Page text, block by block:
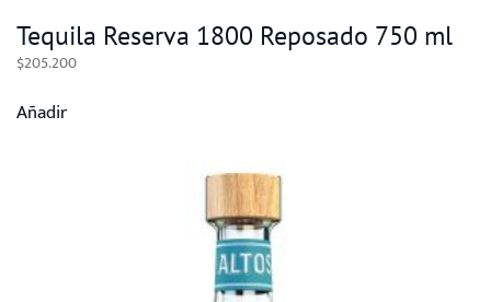
Tequila Reserva 1800 Reposado 750 ml
$205.200
Añadir